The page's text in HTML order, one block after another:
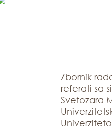
Zbornik
referati sa
Svetozara